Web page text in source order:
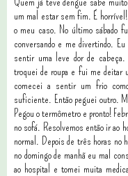
um mal estar sem fim. É
o meu caso. No último sábado
conversando e me divertindo.
sentir uma leve dor de
troquei de roupa e fui me deitar
comecei a sentir um frio
suficiente. Então peguei outro.
Pegou o termômetro e pronto!
no sofá. Resolvemos então ir ao
normal. Depois de três horas no
no domingo de manhã eu mal
ao hospital e tomei muita